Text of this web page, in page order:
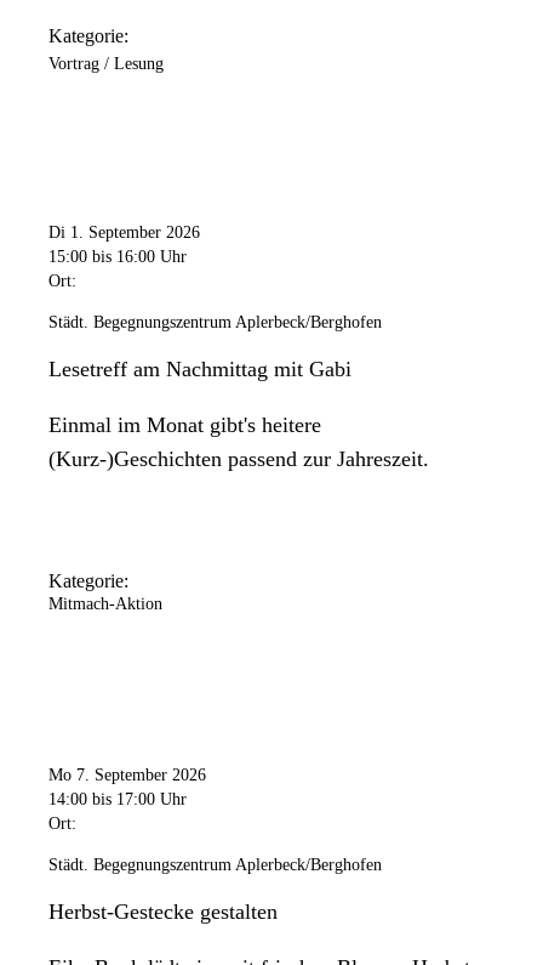
Kategorie:
Vortrag / Lesung
Di 1. September 2026
15:00 bis 16:00 Uhr
Ort:
Städt. Begegnungszentrum Aplerbeck/Berghofen
Lesetreff am Nachmittag mit Gabi
Einmal im Monat gibt's heitere
(Kurz-)Geschichten passend zur Jahreszeit.
Kategorie:
Mitmach-Aktion
Mo 7. September 2026
14:00 bis 17:00 Uhr
Ort:
Städt. Begegnungszentrum Aplerbeck/Berghofen
Herbst-Gestecke gestalten